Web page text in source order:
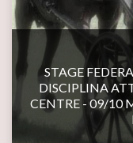
STAGE
DISCIPLINA
CENTRE - 09/10